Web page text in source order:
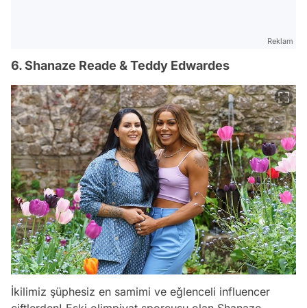
Reklam
6. Shanaze Reade & Teddy Edwardes
İkilimiz şüphesiz en samimi ve eğlenceli influencer